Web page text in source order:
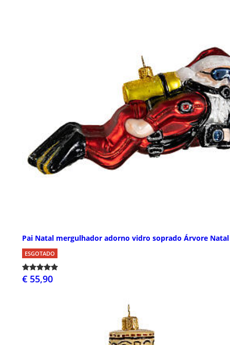
Pai Natal mergulhador adorno vidro soprado Árvore Natal
ESGOTADO
€ 55,90